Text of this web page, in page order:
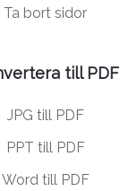
Ta bort sidor
till PDF
JPG till PDF
PPT till PDF
Word till PDF